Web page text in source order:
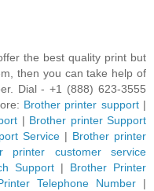
the best quality print but
then you can take help of
Dial - +1 (888) 623-3555
Brother printer support|
| Brother printer Support
Service | Brother printer
printer customer service
Support| Brother Printer
Telephone Number|